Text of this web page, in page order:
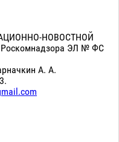
НОВОСТНОЙ
Роскомнадзора ЭЛ № ФС
А. А.